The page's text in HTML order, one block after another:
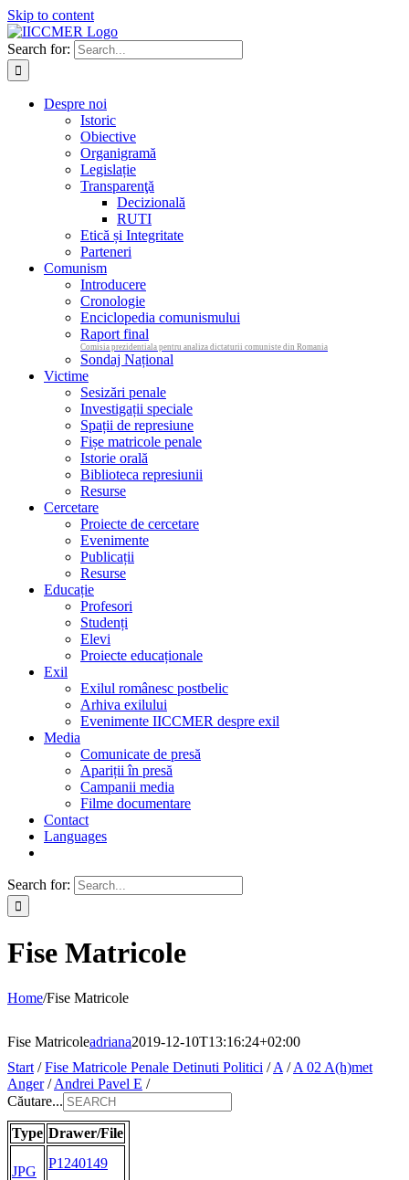
Skip to content
Search for:
Despre noi
Istoric
Obiective
Organigramă
Legislație
Transparenţă
Decizională
RUTI
Etică și Integritate
Parteneri
Comunism
Introducere
Cronologie
Enciclopedia comunismului
Raport final
Comisia prezidentiala pentru analiza dictaturii comuniste din Romania
Sondaj Național
Victime
Sesizări penale
Investigații speciale
Spații de represiune
Fișe matricole penale
Istorie orală
Biblioteca represiunii
Resurse
Cercetare
Proiecte de cercetare
Evenimente
Publicații
Resurse
Educație
Profesori
Studenți
Elevi
Proiecte educaționale
Exil
Exilul românesc postbelic
Arhiva exilului
Evenimente IICCMER despre exil
Media
Comunicate de presă
Apariții în presă
Campanii media
Filme documentare
Contact
Languages
Search for:
Fise Matricole
Home/Fise Matricole
Fise Matricoleadriana2019-12-10T13:16:24+02:00
Start /Fise Matricole Penale Detinuti Politici /A /A 02 A(h)met
Anger/Andrei Pavel E /
Căutare...
Type Drawer/File
JPG
P1240149